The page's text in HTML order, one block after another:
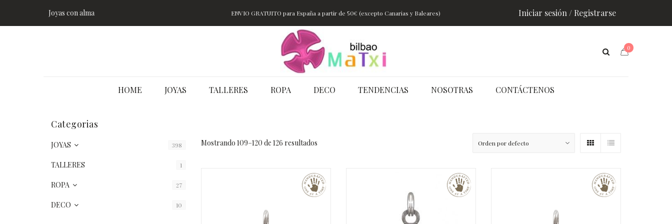
Joyas con alma ENVIO GRATUITO para España a partir de 50€ (excepto Canarias y Baleares) Iniciar sesión / Registrarse
0
HOME JOYAS TALLERES ROPA DECO TENDENCIAS NOSOTRAS CONTÁCTENOS
Mostrando 109–120 de 126 resultados
Categorias
JOYAS 398
TALLERES 1
ROPA 27
DECO 10